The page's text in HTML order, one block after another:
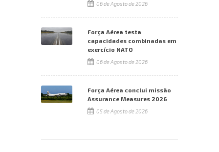
06 de Agosto de 2026
Força Aérea testa
capacidades combinadas em
exercício NATO
06 de Agosto de 2026
Força Aérea conclui missão
Assurance Measures 2026
05 de Agosto de 2026